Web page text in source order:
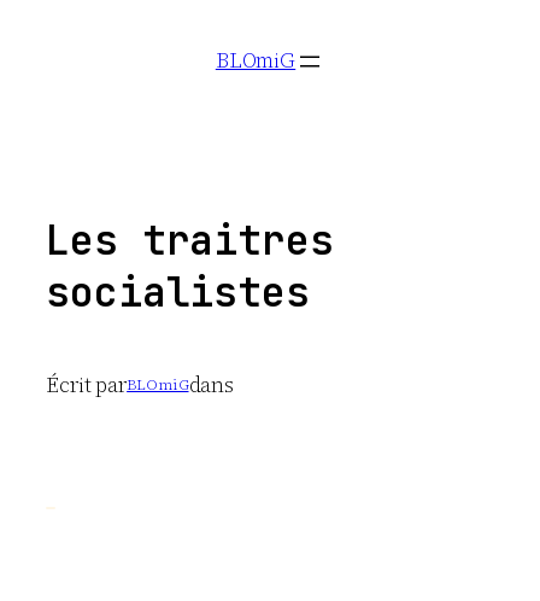
BLOmiG
Les traitres
socialistes
Écrit parBLOmiGdans